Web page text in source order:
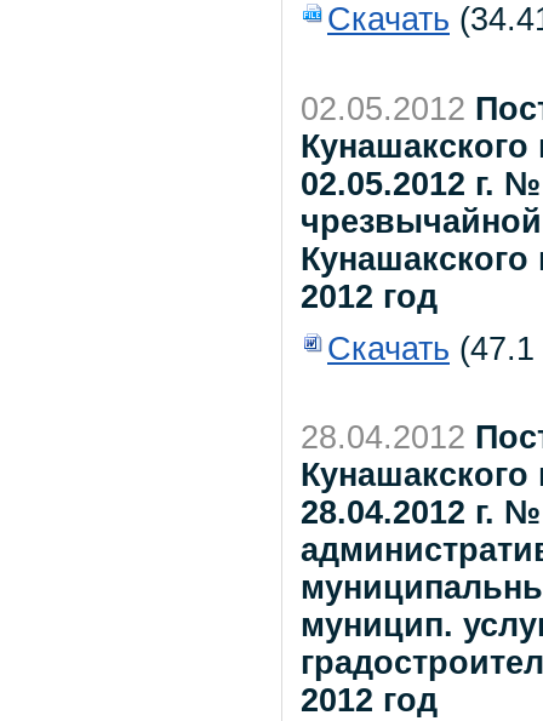
Скачать
02.05.2012
02.05.2012 г.
2012 год
Скачать
28.04.2012
28.04.2012 г.
муницип.
2012 год